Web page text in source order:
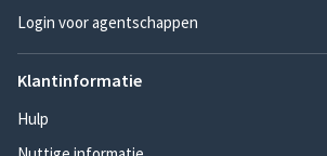
Login voor agentschappen
Klantinformatie
Hulp